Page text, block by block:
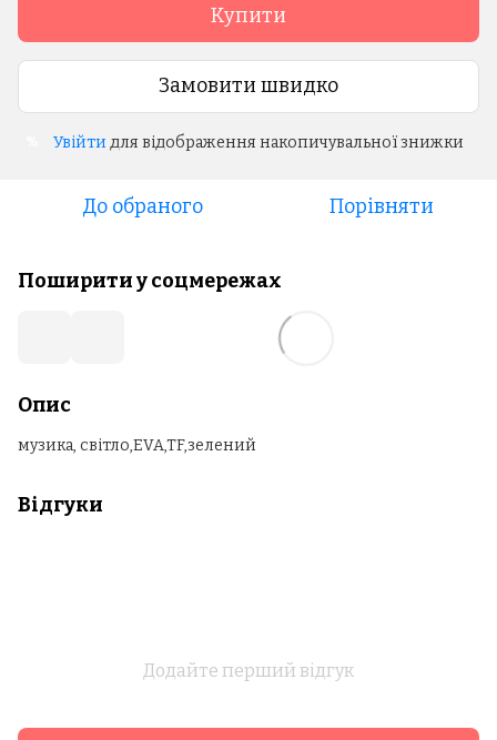
Купити
Замовити швидко
Увійти для відображення накопичувальної знижки
До обраного Порівняти
Поширити у соцмережах
Опис
музика, світло,EVA,TF,зелений
Відгуки
Додайте перший відгук